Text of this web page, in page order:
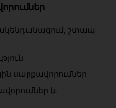
շտապ
սարքավորումներ
և